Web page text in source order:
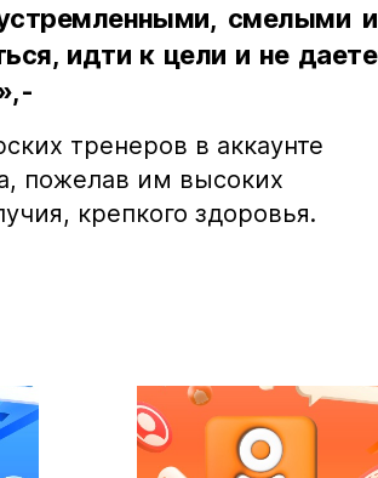
смелыми и
идти к цели и не даете
тренеров в аккаунте
пожелав им высоких
крепкого здоровья.